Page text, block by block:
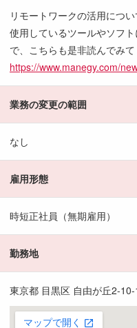
リモートワークの活用につ
使用しているツールやソフ
で、こちらも是非読んでみて
https://www.manegy.com/
業務の変更の範囲
なし
雇用形態
時短正社員（無期雇用）
勤務地
東京都 目黒区 自由が丘2-